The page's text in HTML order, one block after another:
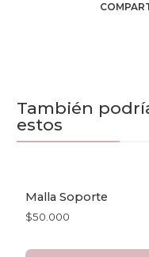
También
estos
Malla Soporte
$50.000